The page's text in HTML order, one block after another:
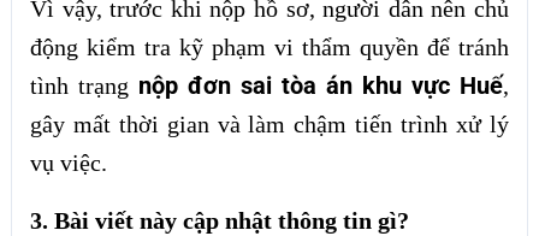
Vì vậy, trước khi nộp hồ sơ, người dân nên chủ
động kiểm tra kỹ phạm vi thẩm quyền để tránh
tình trạng nộp đơn sai tòa án khu vực Huế,
gây mất thời gian và làm chậm tiến trình xử lý
vụ việc.
3. Bài viết này cập nhật thông tin gì?